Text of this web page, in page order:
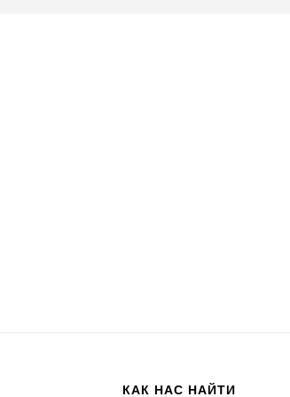
КАК НАС НАЙТИ